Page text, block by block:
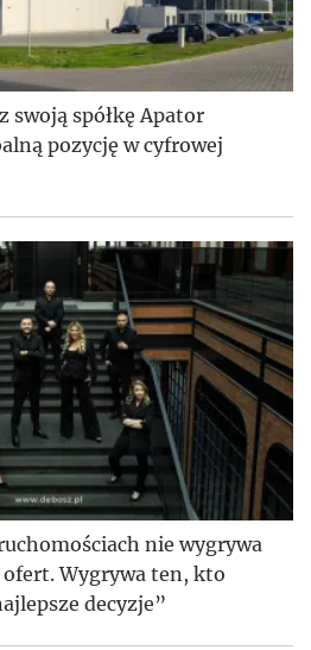
swoją spółkę Apator
pozycję w cyfrowej
nie wygrywa
Wygrywa ten, kto
decyzje”